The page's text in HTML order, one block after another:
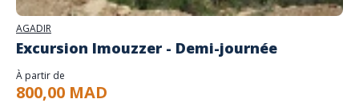
AGADIR
Excursion Imouzzer - Demi-journée
À partir de
800,00 MAD